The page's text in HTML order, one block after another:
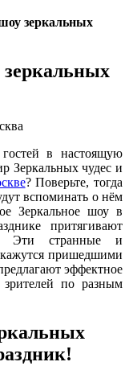
зеркальных
зеркальных
в настоящую
Зеркальных чудес и
? Поверьте, тогда
вспоминать о нём
Зеркальное шоу в
притягивают
Эти странные и
пришедшими
эффектное
зрителей по разным